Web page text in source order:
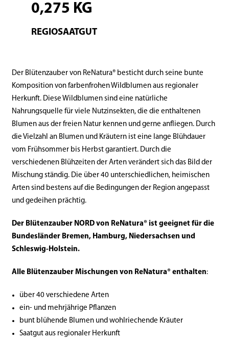
0,275 KG
REGIOSAATGUT
Der Blütenzauber von ReNatura® besticht durch seine bunte
Komposition von farbenfrohen Wildblumen aus regionaler
Herkunft. Diese Wildblumen sind eine natürliche
Nahrungsquelle für viele Nutzinsekten, die die enthaltenen
Blumen aus der freien Natur kennen und gerne anfliegen. Durch
die Vielzahl an Blumen und Kräutern ist eine lange Blühdauer
vom Frühsommer bis Herbst garantiert. Durch die
verschiedenen Blühzeiten der Arten verändert sich das Bild der
Mischung ständig. Die über 40 unterschiedlichen, heimischen
Arten sind bestens auf die Bedingungen der Region angepasst
und gedeihen prächtig.
Der Blütenzauber NORD von ReNatura® ist geeignet für die
Bundesländer Bremen, Hamburg, Niedersachsen und
Schleswig-Holstein.
Alle Blütenzauber Mischungen von ReNatura® enthalten:
über 40 verschiedene Arten
ein- und mehrjährige Pflanzen
bunt blühende Blumen und wohlriechende Kräuter
Saatgut aus regionaler Herkunft